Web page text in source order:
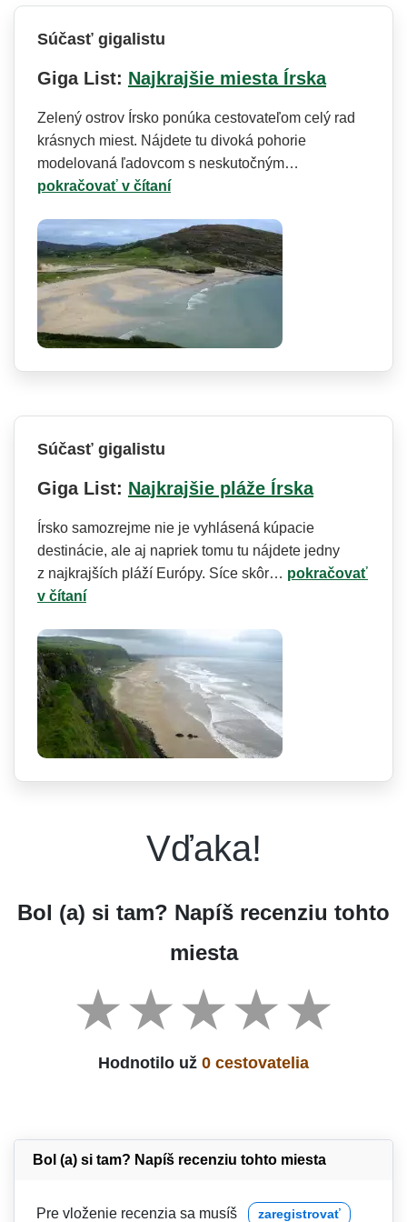
Súčasť gigalistu
Giga List: Najkrajšie miesta Írska
Zelený ostrov Írsko ponúka cestovateľom celý rad
krásnych miest. Nájdete tu divoká pohorie
modelovaná ľadovcom s neskutočným…
pokračovať v čítaní
Súčasť gigalistu
Giga List: Najkrajšie pláže Írska
Írsko samozrejme nie je vyhlásená kúpacie
destinácie, ale aj napriek tomu tu nájdete jedny
z najkrajších pláží Európy. Síce skôr… pokračovať
v čítaní
Vďaka!
Bol (a) si tam? Napíš recenziu tohto
miesta
Hodnotilo už 0 cestovatelia
Bol (a) si tam? Napíš recenziu tohto miesta
Pre vloženie recenzia sa musíš zaregistrovať